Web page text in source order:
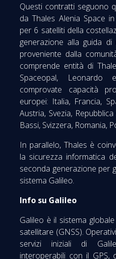
Questi contratti seguono
da Thales Alenia Space
per 6 satelliti della
generazione alla guida
proveniente dalla
comprende entità di
Spaceopal,
comprovate capacità
europei: Italia, Francia,
Austria, Svezia,
Bassi, Svizzera, Romania,
In parallelo, Thales è
la sicurezza informatica
seconda generazione per
sistema Galileo.
Info su Galileo
Galileo è il sistema
satellitare (GNSS).
servizi iniziali di
interoperabili con il